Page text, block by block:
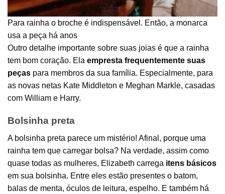
Para rainha o broche é indispensável. Então, a monarca
usa a peça há anos
Outro detalhe importante sobre suas joias é que a rainha
tem bom coração. Ela empresta frequentemente suas
peças para membros da sua família. Especialmente, para
as novas netas Kate Middleton e Meghan Markle, casadas
com William e Harry.
Bolsinha preta
A bolsinha preta parece um mistério! Afinal, porque uma
rainha tem que carregar bolsa? Na verdade, assim como
quase todas as mulheres, Elizabeth carrega itens básicos
em sua bolsinha. Entre eles estão presentes o batom,
balas de menta, óculos de leitura, espelho. E também há